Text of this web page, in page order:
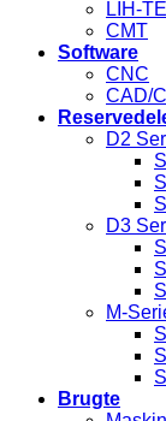
LIH-
CMT
Software
CNC
CAD/
D2
D3
M-
Brugte